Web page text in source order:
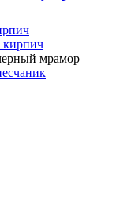
кирпич
мрамор